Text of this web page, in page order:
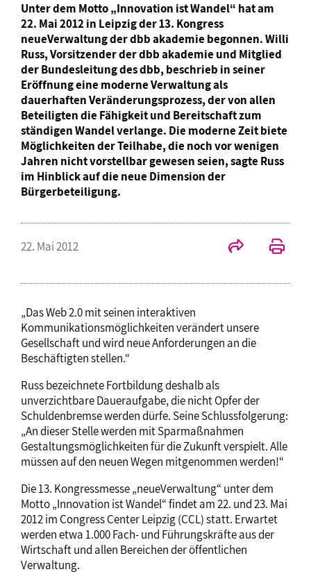
Unter dem Motto „Innovation ist Wandel“ hat am
22. Mai 2012 in Leipzig der 13. Kongress
neueVerwaltung der dbb akademie begonnen. Willi
Russ, Vorsitzender der dbb akademie und Mitglied
der Bundesleitung des dbb, beschrieb in seiner
Eröffnung eine moderne Verwaltung als
dauerhaften Veränderungsprozess, der von allen
Beteiligten die Fähigkeit und Bereitschaft zum
ständigen Wandel verlange. Die moderne Zeit biete
Möglichkeiten der Teilhabe, die noch vor wenigen
Jahren nicht vorstellbar gewesen seien, sagte Russ
im Hinblick auf die neue Dimension der
Bürgerbeteiligung.
22. Mai 2012
„Das Web 2.0 mit seinen interaktiven
Kommunikationsmöglichkeiten verändert unsere
Gesellschaft und wird neue Anforderungen an die
Beschäftigten stellen.“
Russ bezeichnete Fortbildung deshalb als
unverzichtbare Daueraufgabe, die nicht Opfer der
Schuldenbremse werden dürfe. Seine Schlussfolgerung:
„An dieser Stelle werden mit Sparmaßnahmen
Gestaltungsmöglichkeiten für die Zukunft verspielt. Alle
müssen auf den neuen Wegen mitgenommen werden!“
Die 13. Kongressmesse „neueVerwaltung“ unter dem
Motto „Innovation ist Wandel“ findet am 22. und 23. Mai
2012 im Congress Center Leipzig (CCL) statt. Erwartet
werden etwa 1.000 Fach- und Führungskräfte aus der
Wirtschaft und allen Bereichen der öffentlichen
Verwaltung.